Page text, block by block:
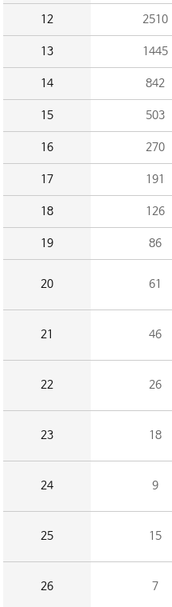
12 2510
13 1445
14 842
15 503
16 270
17 191
18 126
19 86
20 61
21 46
22 26
23 18
24 9
25 15
26 7